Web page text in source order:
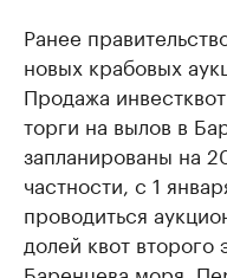
Ранее
новых крабовых
Продажа
торги на вылов в
запланированы на
частности, с 1
проводиться
долей квот второго